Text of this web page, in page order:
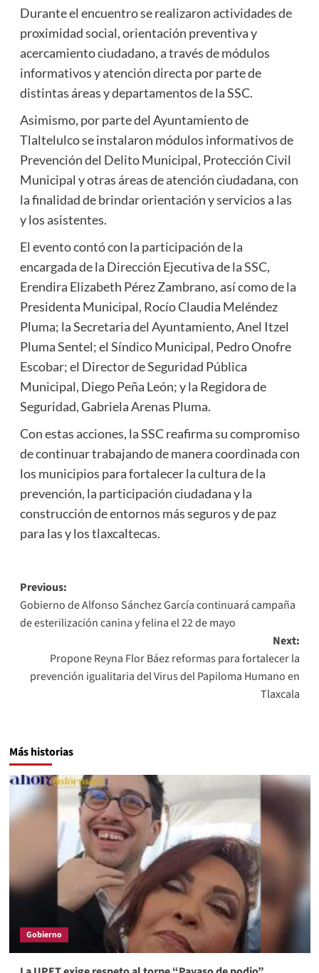
Durante el encuentro se realizaron actividades de
proximidad social, orientación preventiva y
acercamiento ciudadano, a través de módulos
informativos y atención directa por parte de
distintas áreas y departamentos de la SSC.
Asimismo, por parte del Ayuntamiento de
Tlaltelulco se instalaron módulos informativos de
Prevención del Delito Municipal, Protección Civil
Municipal y otras áreas de atención ciudadana, con
la finalidad de brindar orientación y servicios a las
y los asistentes.
El evento contó con la participación de la
encargada de la Dirección Ejecutiva de la SSC,
Erendira Elizabeth Pérez Zambrano, así como de la
Presidenta Municipal, Rocío Claudia Meléndez
Pluma; la Secretaria del Ayuntamiento, Anel Itzel
Pluma Sentel; el Síndico Municipal, Pedro Onofre
Escobar; el Director de Seguridad Pública
Municipal, Diego Peña León; y la Regidora de
Seguridad, Gabriela Arenas Pluma.
Con estas acciones, la SSC reafirma su compromiso
de continuar trabajando de manera coordinada con
los municipios para fortalecer la cultura de la
prevención, la participación ciudadana y la
construcción de entornos más seguros y de paz
para las y los tlaxcaltecas.
Post
navigation
Previous:
Gobierno de Alfonso Sánchez García continuará campaña
de esterilización canina y felina el 22 de mayo
Next:
Propone Reyna Flor Báez reformas para fortalecer la
prevención igualitaria del Virus del Papiloma Humano en
Tlaxcala
Más historias
Gobierno